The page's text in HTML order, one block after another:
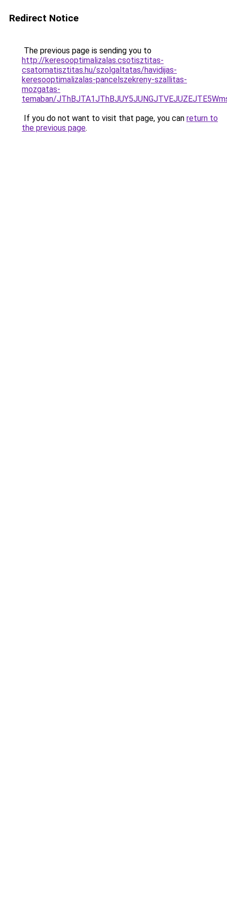
Redirect Notice
The previous page is sending you to
http://keresooptimalizalas.csotisztitas-
csatornatisztitas.hu/szolgaltatas/havidijas-
keresooptimalizalas-pancelszekreny-szallitas-
mozgatas-
temaban/
If you do not want to visit that page, you can return to
the previous page.